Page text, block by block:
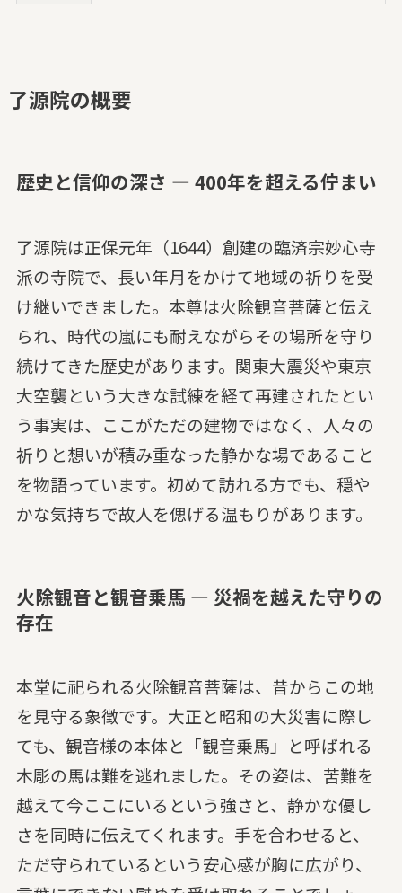
了源院の概要
歴史と信仰の深さ — 400年を超える佇まい
了源院は正保元年（1644）創建の臨済宗妙心寺
派の寺院で、長い年月をかけて地域の祈りを受
け継いできました。本尊は火除観音菩薩と伝え
られ、時代の嵐にも耐えながらその場所を守り
続けてきた歴史があります。関東大震災や東京
大空襲という大きな試練を経て再建されたとい
う事実は、ここがただの建物ではなく、人々の
祈りと想いが積み重なった静かな場であること
を物語っています。初めて訪れる方でも、穏や
かな気持ちで故人を偲げる温もりがあります。
火除観音と観音乗馬 — 災禍を越えた守りの
存在
本堂に祀られる火除観音菩薩は、昔からこの地
を見守る象徴です。大正と昭和の大災害に際し
ても、観音様の本体と「観音乗馬」と呼ばれる
木彫の馬は難を逃れました。その姿は、苦難を
越えて今ここにいるという強さと、静かな優し
さを同時に伝えてくれます。手を合わせると、
ただ守られているという安心感が胸に広がり、